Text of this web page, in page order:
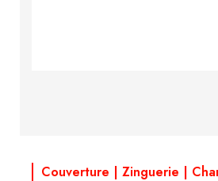
Couverture | Zinguerie |